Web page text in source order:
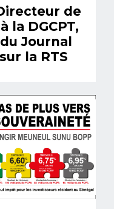
de
la DGCPT,
Journal
la RTS